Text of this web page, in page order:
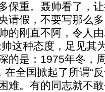
重。聂帅看了，
请假，不要写那么
的刚直不阿，令人
这种态度，足见其
的是：1975年冬，
在全国掀起了所谓“
难。有的同志就不